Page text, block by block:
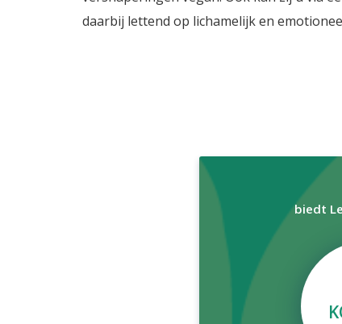
daarbij lettend op lichamelijk en
biedt